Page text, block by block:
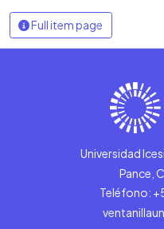
Full item page
Universidad
Pance,
Teléfono: